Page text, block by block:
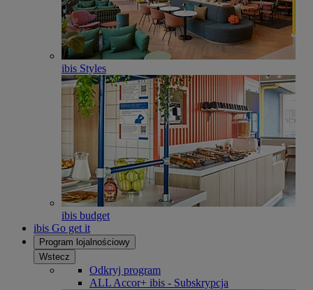
ibis Styles
ibis budget
ibis Go get it
Program lojalnościowy
Wstecz
Odkryj program
ALL Accor+ ibis - Subskrypcja